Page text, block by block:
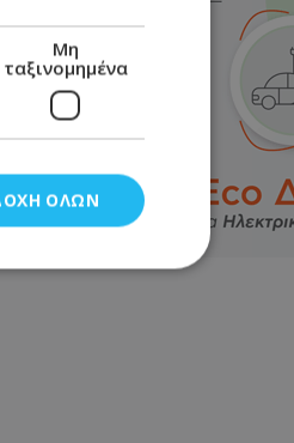
Μη
ταξινομημένα
ΌΛΩΝ
και τη